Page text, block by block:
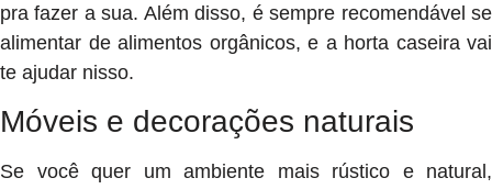
pra fazer a sua. Além disso, é sempre recomendável se
alimentar de alimentos orgânicos, e a horta caseira vai
te ajudar nisso.
Móveis e decorações naturais
Se você quer um ambiente mais rústico e natural,